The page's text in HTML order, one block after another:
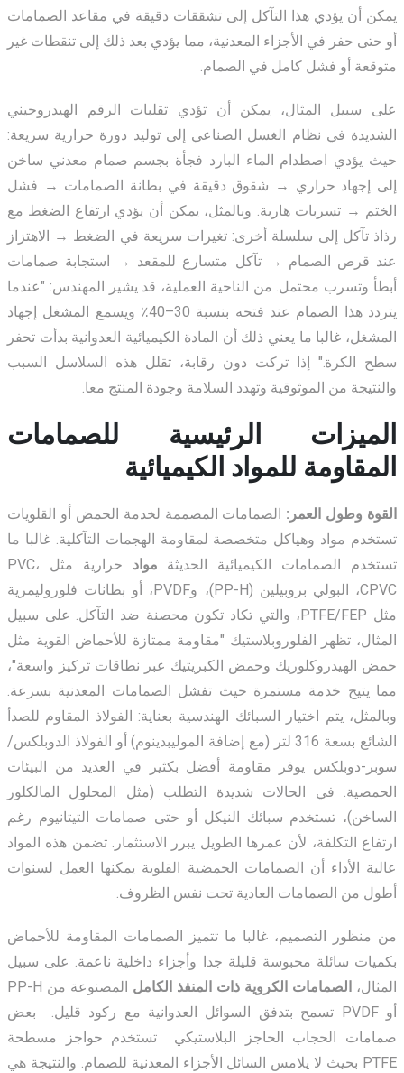
يمكن أن يؤدي هذا التآكل إلى تشققات دقيقة في مقاعد الصمامات
أو حتى حفر في الأجزاء المعدنية، مما يؤدي بعد ذلك إلى تنقطات غير
متوقعة أو فشل كامل في الصمام.
على سبيل المثال، يمكن أن تؤدي تقلبات الرقم الهيدروجيني
الشديدة في نظام الغسل الصناعي إلى توليد دورة حرارية سريعة:
حيث يؤدي اصطدام الماء البارد فجأة بجسم صمام معدني ساخن
إلى إجهاد حراري → شقوق دقيقة في بطانة الصمامات → فشل
الختم → تسربات هاربة. وبالمثل، يمكن أن يؤدي ارتفاع الضغط مع
رذاذ تآكل إلى سلسلة أخرى: تغيرات سريعة في الضغط → الاهتزاز
عند قرص الصمام → تآكل متسارع للمقعد → استجابة صمامات
أبطأ وتسرب محتمل. من الناحية العملية، قد يشير المهندس: "عندما
يتردد هذا الصمام عند فتحه بنسبة 30–40٪ ويسمع المشغل إجهاد
المشغل، غالبا ما يعني ذلك أن المادة الكيميائية العدوانية بدأت تحفر
سطح الكرة." إذا تركت دون رقابة، تقلل هذه السلاسل السبب
والنتيجة من الموثوقية وتهدد السلامة وجودة المنتج معا.
الميزات الرئيسية للصمامات
المقاومة للمواد الكيميائية
القوة وطول العمر: الصمامات المصممة لخدمة الحمض أو القلويات
تستخدم مواد وهياكل متخصصة لمقاومة الهجمات التآكلية. غالبا ما
تستخدم الصمامات الكيميائية الحديثة
مواد
حرارية مثل PVC،
CPVC، البولي بروبيلين (PP-H)، وPVDF، أو بطانات فلوروليمرية
مثل PTFE/FEP، والتي تكاد تكون محصنة ضد التآكل. على سبيل
المثال، تظهر الفلوروبلاستيك "مقاومة ممتازة للأحماض القوية مثل
حمض الهيدروكلوريك وحمض الكبريتيك عبر نطاقات تركيز واسعة"،
مما يتيح خدمة مستمرة حيث تفشل الصمامات المعدنية بسرعة.
وبالمثل، يتم اختيار السبائك الهندسية بعناية: الفولاذ المقاوم للصدأ
الشائع بسعة 316 لتر (مع إضافة الموليبدينوم) أو الفولاذ الدوبلكس/
سوبر-دوبلكس يوفر مقاومة أفضل بكثير في العديد من البيئات
الحمضية. في الحالات شديدة التطلب (مثل المحلول المالكلور
الساخن)، تستخدم سبائك النيكل أو حتى صمامات التيتانيوم رغم
ارتفاع التكلفة، لأن عمرها الطويل يبرر الاستثمار. تضمن هذه المواد
عالية الأداء أن الصمامات الحمضية القلوية يمكنها العمل لسنوات
أطول من الصمامات العادية تحت نفس الظروف.
من منظور التصميم، غالبا ما تتميز الصمامات المقاومة للأحماض
بكميات سائلة محبوسة قليلة جدا وأجزاء داخلية ناعمة. على سبيل
المثال، الصمامات الكروية ذات المنفذ الكامل
المصنوعة من PP-H
أو PVDF تسمح بتدفق السوائل العدوانية مع ركود قليل. بعض
صمامات الحجاب الحاجز البلاستيكي
تستخدم حواجز مسطحة
PTFE بحيث لا يلامس السائل الأجزاء المعدنية للصمام. والنتيجة هي